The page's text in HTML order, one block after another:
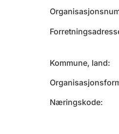
Kommune, land
Næringskode